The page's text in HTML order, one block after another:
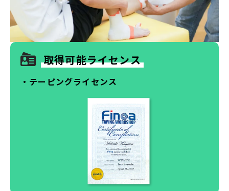
取得可能ライセンス
・テーピングライセンス